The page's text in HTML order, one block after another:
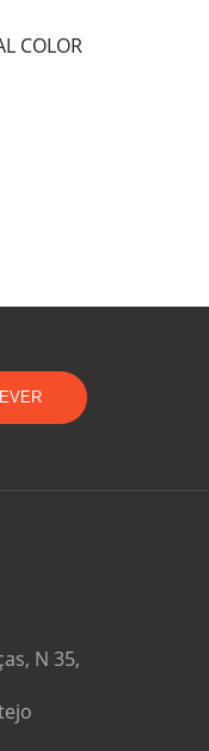
COLOR
N 35,